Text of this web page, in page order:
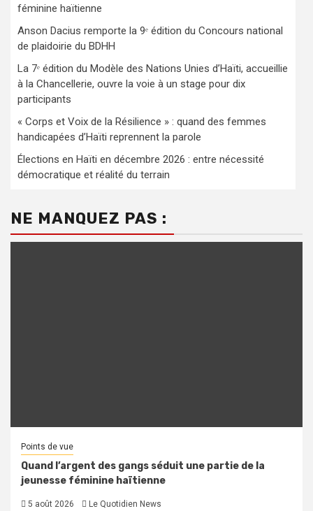
féminine haïtienne
Anson Dacius remporte la 9ᵉ édition du Concours national
de plaidoirie du BDHH
La 7ᵉ édition du Modèle des Nations Unies d’Haïti, accueillie
à la Chancellerie, ouvre la voie à un stage pour dix
participants
« Corps et Voix de la Résilience » : quand des femmes
handicapées d’Haïti reprennent la parole
Élections en Haïti en décembre 2026 : entre nécessité
démocratique et réalité du terrain
NE MANQUEZ PAS :
Points de vue
Quand l’argent des gangs séduit une partie de la
jeunesse féminine haïtienne
5 août 2026 Le Quotidien News